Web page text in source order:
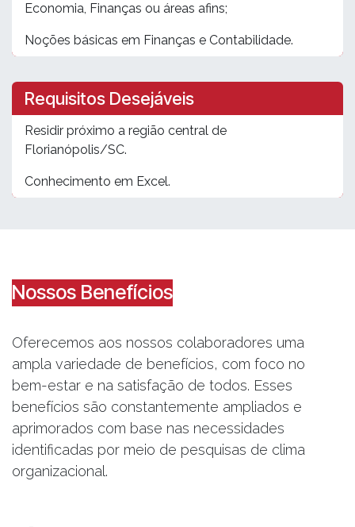
Economia, Finanças ou áreas afins;
Noções básicas em Finanças e Contabilidade.
Requisitos Desejáveis
Residir próximo a região central de
Florianópolis/SC.
Conhecimento em Excel.
Nossos Benefícios
Oferecemos aos nossos colaboradores uma
ampla variedade de benefícios, com foco no
bem-estar e na satisfação de todos. Esses
benefícios são constantemente ampliados e
aprimorados com base nas necessidades
identificadas por meio de pesquisas de clima
organizacional.